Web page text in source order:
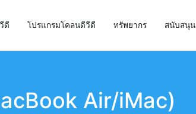
ดี โปรแกรมโคลนดีวีดี ทรัพยากร สนับสนุน
Air/iMac)